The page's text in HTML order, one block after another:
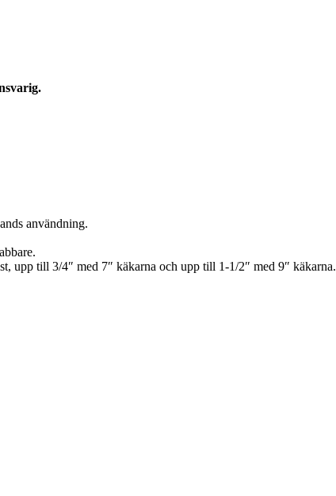
användning.
upp till 3/4″ med 7″ käkarna och upp till 1-1/2″ med 9″ käkarna.